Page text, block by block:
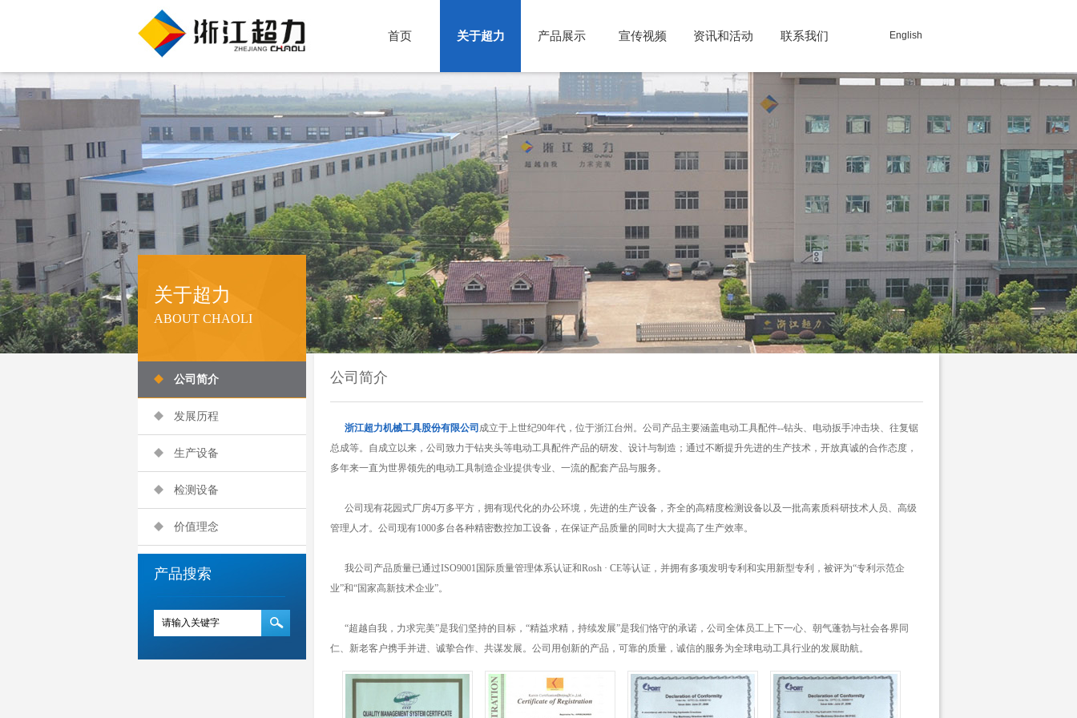
首页 关于超力 产品展示 宣传视频 资讯和活动 联系我们 English
关于超力
ABOUT CHAOLI
公司简介
发展历程
生产设备
检测设备
价值理念
产品搜索
公司简介
浙江超力机械工具股份有限公司 成立于上世纪90年代，位于浙江台州。公司产品主要涵盖电动工具配件--钻头、电动扳手冲击块、往复锯
总成等。自成立以来，公司致力于钻夹头等电动工具配件产品的研发、设计与制造；通过不断提升先进的生产技术，开放真诚的合作态度，
多年来一直为世界领先的电动工具制造企业提供专业、一流的配套产品与服务。
公司现有花园式厂房4万多平方，拥有现代化的办公环境，先进的生产设备，齐全的高精度检测设备以及一批高素质科研技术人员、高级
管理人才。公司现有1000多台各种精密数控加工设备，在保证产品质量的同时大大提高了生产效率。
我公司产品质量已通过ISO9001国际质量管理体系认证和Rosh · CE等认证，并拥有多项发明专利和实用新型专利，被评为“专利示范企
业”和“国家高新技术企业”。
“超越自我，力求完美”是我们坚持的目标，“精益求精，持续发展”是我们恪守的承诺，公司全体员工上下一心、朝气蓬勃与社会各界同
仁、新老客户携手并进、诚挚合作、共谋发展。公司用创新的产品，可靠的质量，诚信的服务为全球电动工具行业的发展助航。